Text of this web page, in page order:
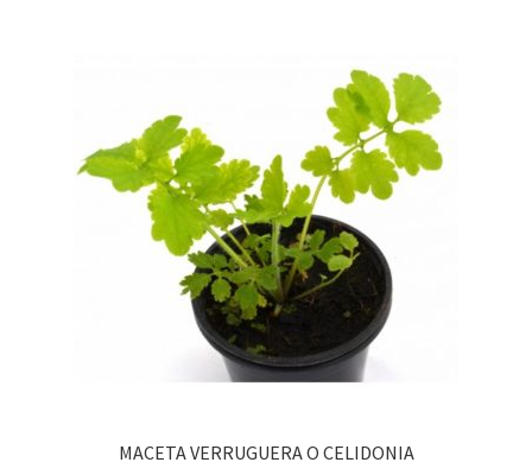
MACETA VERRUGUERA O CELIDONIA